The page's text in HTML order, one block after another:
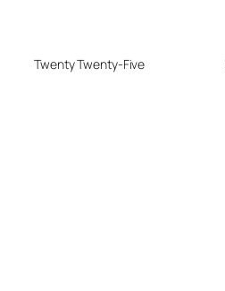
Twenty Twenty-Five